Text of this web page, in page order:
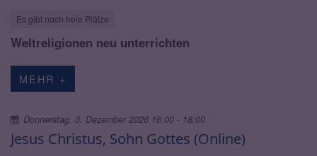
Es gibt noch freie Plätze
Weltreligionen neu unterrichten
MEHR +
Jesus Christus, Sohn Gottes (Online)
Donnerstag, 3. Dezember 2026 16:00 - 18:00